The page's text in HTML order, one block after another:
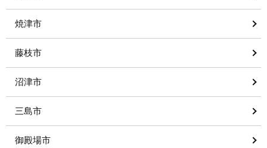
焼津市
藤枝市
沼津市
三島市
御殿場市